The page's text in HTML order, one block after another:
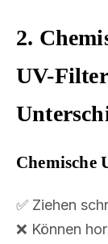
2.
UV-
Chemische
✅ Ziehen
❌ Können